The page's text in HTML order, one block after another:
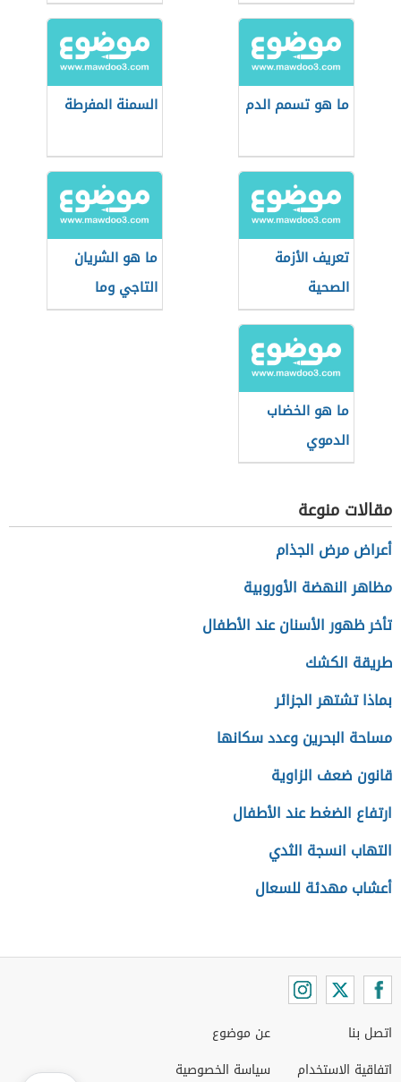
ما هو تسمم الدم السمنة المفرطة
تعريف الأزمة
الصحية
ما هو الشريان
التاجي وما
وظيفته
ما هو الخضاب
الدموي
مقالات منوعة
أعراض مرض الجذام
مظاهر النهضة الأوروبية
تأخر ظهور الأسنان عند الأطفال
طريقة الكشك
بماذا تشتهر الجزائر
مساحة البحرين وعدد سكانها
قانون ضعف الزاوية
ارتفاع الضغط عند الأطفال
التهاب انسجة الثدي
أعشاب مهدئة للسعال
اتصل بنا
اتفاقية الاستخدام
عن موضوع
سياسة الخصوصية